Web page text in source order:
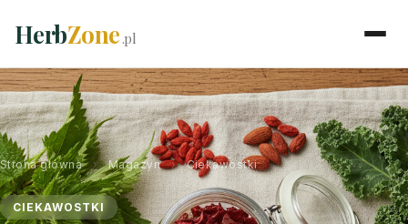
HerbZone.pl
Strona główna › Magazyn › Ciekawostki
CIEKAWOSTKI